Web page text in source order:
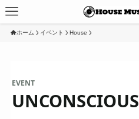
ホーム イベント House
EVENT
UNCONSCIOUS